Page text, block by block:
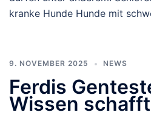
kranke Hunde Hunde mit
9. NOVEMBER 2025 NEWS
Ferdis
Wissen